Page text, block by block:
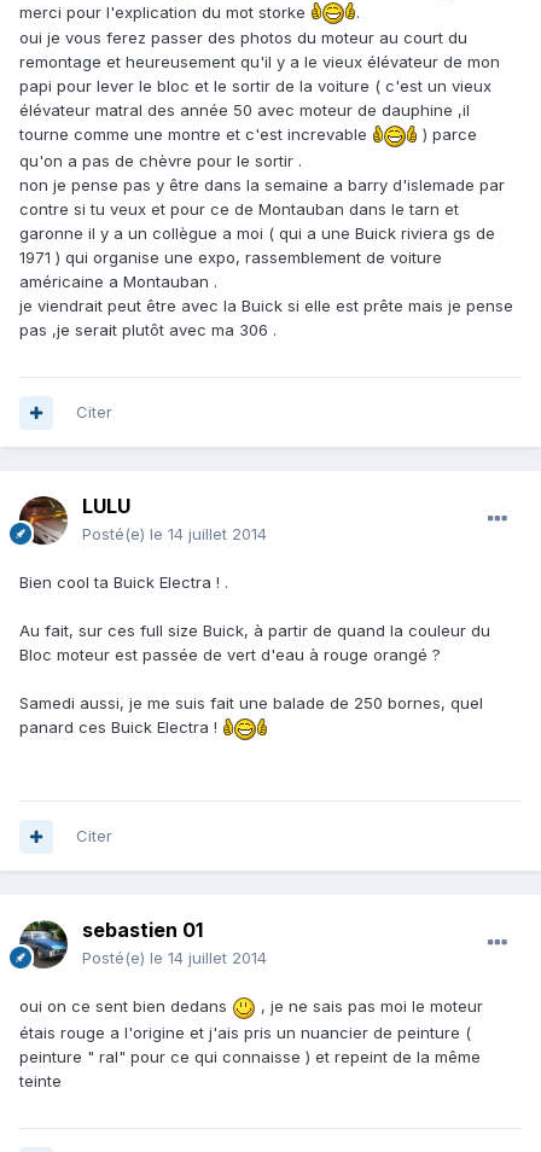
merci pour l'explication du mot storke
.
oui je vous ferez passer des photos du moteur au court du
remontage et heureusement qu'il y a le vieux élévateur de mon
papi pour lever le bloc et le sortir de la voiture ( c'est un vieux
élévateur matral des année 50 avec moteur de dauphine ,il
tourne comme une montre et c'est increvable
) parce
qu'on a pas de chèvre pour le sortir .
non je pense pas y être dans la semaine a barry d'islemade par
contre si tu veux et pour ce de Montauban dans le tarn et
garonne il y a un collègue a moi ( qui a une Buick riviera gs de
1971 ) qui organise une expo, rassemblement de voiture
américaine a Montauban .
je viendrait peut être avec la Buick si elle est prête mais je pense
pas ,je serait plutôt avec ma 306 .
Citer
LULU
Posté(e) le 14 juillet 2014
Bien cool ta Buick Electra ! .
Au fait, sur ces full size Buick, à partir de quand la couleur du
Bloc moteur est passée de vert d'eau à rouge orangé ?
Samedi aussi, je me suis fait une balade de 250 bornes, quel
panard ces Buick Electra !
Citer
sebastien 01
Posté(e) le 14 juillet 2014
oui on ce sent bien dedans
, je ne sais pas moi le moteur
étais rouge a l'origine et j'ais pris un nuancier de peinture (
peinture " ral" pour ce qui connaisse ) et repeint de la même
teinte